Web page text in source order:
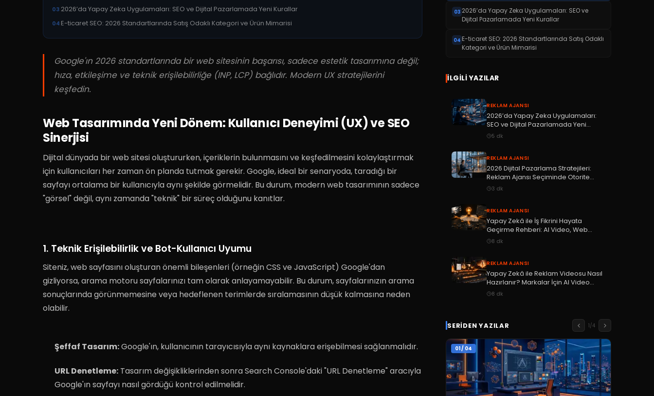
03 2026’da Yapay Zeka Uygulamaları: SEO ve Dijital Pazarlamada Yeni Kurallar
04 E-ticaret SEO: 2026 Standartlarında Satış Odaklı Kategori ve Ürün Mimarisi
Google'ın 2026 standartlarında bir web sitesinin başarısı, sadece estetik tasarımına değil;
hıza, etkileşime ve teknik erişilebilirliğe (INP, LCP) bağlıdır. Modern UX stratejilerini
keşfedin.
Web Tasarımında Yeni Dönem: Kullanıcı Deneyimi (UX) ve SEO
Sinerjisi
Dijital dünyada bir web sitesi oluştururken, içeriklerin bulunmasını ve keşfedilmesini kolaylaştırmak
için kullanıcıları her zaman ön planda tutmak gerekir. Google, ideal bir senaryoda, taradığı bir
sayfayı ortalama bir kullanıcıyla aynı şekilde görmelidir. Bu durum, modern web tasarımının sadece
"görsel" değil, aynı zamanda "teknik" bir süreç olduğunu kanıtlar.
1. Teknik Erişilebilirlik ve Bot-Kullanıcı Uyumu
Siteniz, web sayfasını oluşturan önemli bileşenleri (örneğin CSS ve JavaScript) Google'dan
gizliyorsa, arama motoru sayfalarınızı tam olarak anlayamayabilir. Bu durum, sayfalarınızın arama
sonuçlarında görünmemesine veya hedeflenen terimlerde sıralamasının düşük kalmasına neden
olabilir.
Şeffaf Tasarım:Google'ın, kullanıcının tarayıcısıyla aynı kaynaklara erişebilmesi sağlanmalıdır.
URL Denetleme: Tasarım değişikliklerinden sonra Search Console'daki "URL Denetleme" aracıyla
Google'ın sayfayı nasıl gördüğü kontrol edilmelidir.
03 2026’da Yapay Zeka Uygulamaları: SEO ve
Dijital Pazarlamada Yeni Kurallar
04 E-ticaret SEO: 2026 Standartlarında Satış Odaklı
Kategori ve Ürün Mimarisi
İLGILI YAZILAR
REKLAM AJANSI
2026’da Yapay Zeka Uygulamaları:
SEO ve Dijital Pazarlamada Yeni
Kurallar
5 dk
REKLAM AJANSI
2026 Dijital Pazarlama Stratejileri:
Reklam Ajansı Seçiminde Otorite
Rehberi
3 dk
REKLAM AJANSI
Yapay Zekâ ile İş Fikrini Hayata
Geçirme Rehberi: AI Video, Web
Uygulaması ve Otomasyon
8 dk
REKLAM AJANSI
Yapay Zekâ ile Reklam Videosu Nasıl
Hazırlanır? Markalar İçin AI Video
Rehberi
8 dk
SERIDEN YAZILAR 1/4
01/ 04